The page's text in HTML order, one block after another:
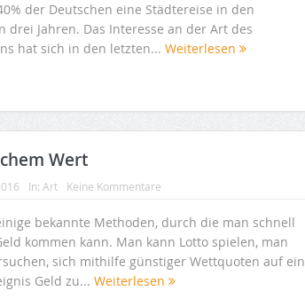
der Deutschen eine Städtereise in den
drei Jahren. Das Interesse an der Art des
hat sich in den letzten... Weiterlesen
Wert
In: Art Keine Kommentare
bekannte Methoden, durch die man schnell
kommen kann. Man kann Lotto spielen, man
sich mithilfe günstiger Wettquoten auf ein
Geld zu... Weiterlesen